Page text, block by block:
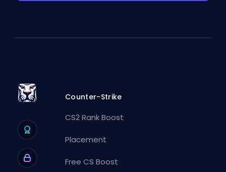
Counter-Strike
CS2 Rank Boost
Placement
Free CS Boost